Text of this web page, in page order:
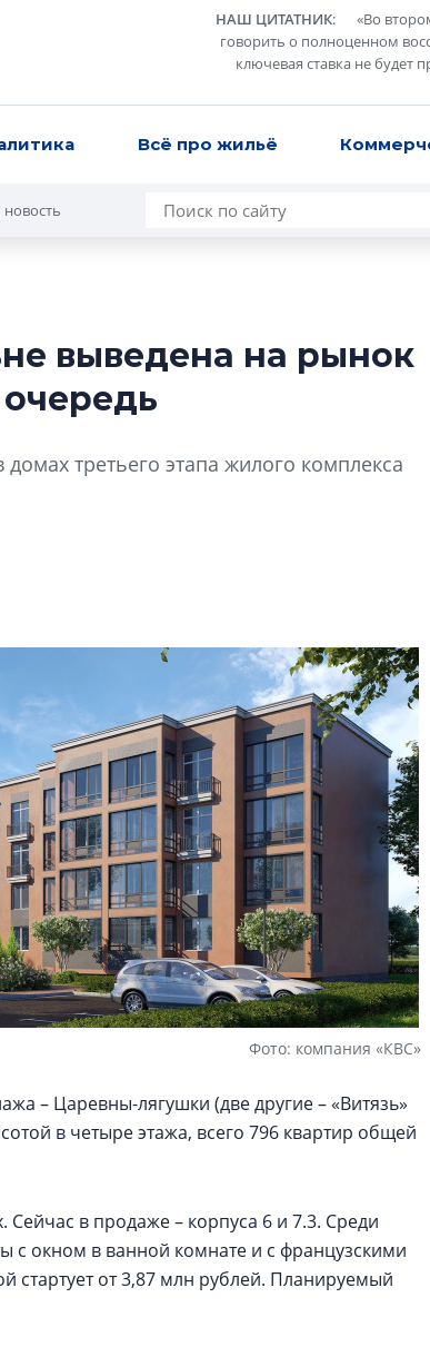
НАШ ЦИТАТНИК: «Во
говорить о полноценном
ключевая ставка не будет
Всё про жильё
новость
выведена на рынок
третьего этапа жилого комплекса
Фото: компания «КВС»
– Царевны-лягушки (две другие – «Витязь»
в четыре этажа, всего 796 квартир общей
в продаже – корпуса 6 и 7.3. Среди
с окном в ванной комнате и с французскими
стартует от 3,87 млн рублей. Планируемый
Татьяна
визуальной
Что важнее для
жилого проекта:
экономика
в ГК «ПСК»